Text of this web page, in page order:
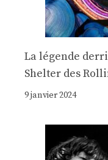
La légende
Shelter des
9 janvier 2024